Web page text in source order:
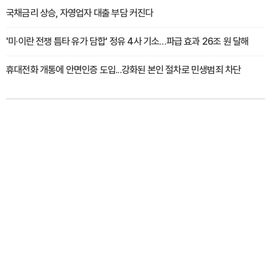
국채금리 상승, 자영업자 대출 부담 커진다
'미·이란 전쟁 틈타 유가 담합' 정유 4사 기소…파급 효과 26조 원 달해
휴대전화 개통에 안면인증 도입...강화된 본인 절차로 민생범죄 차단